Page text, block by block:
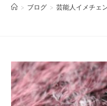
> ブログ > 芸能人イメチェ